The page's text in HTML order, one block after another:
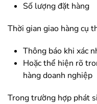
Số lượng đặt hàng
Thời gian giao hàng cụ
Thông báo khi xác
Hoặc thể hiện rõ
hàng doanh nghiệp
Trong trường hợp phát